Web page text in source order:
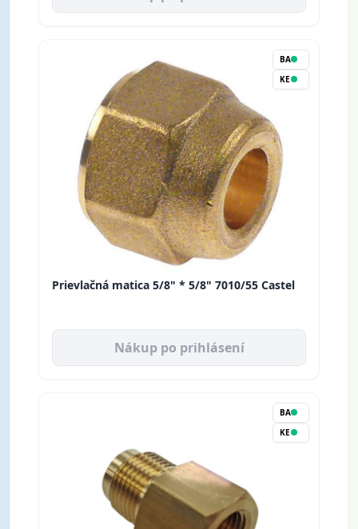
BA
KE
Prievlačná matica 5/8" * 5/8" 7010/55 Castel
Nákup po prihlásení
BA
KE